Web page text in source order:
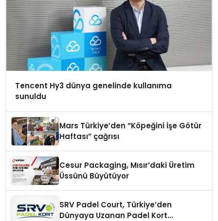
Tencent Hy3 dünya genelinde kullanıma
sunuldu
Mars Türkiye’den “Köpeğini İşe Götür
Haftası” çağrısı
Cesur Packaging, Mısır’daki Üretim
Üssünü Büyütüyor
SRV Padel Court, Türkiye’den
Dünyaya Uzanan Padel Kort